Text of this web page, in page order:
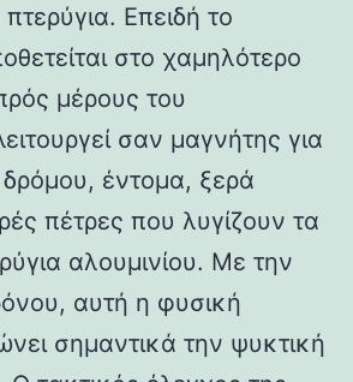
Επειδή το
στο χαμηλότερο
μέρους του
σαν μαγνήτης για
δρόμου, έντομα, ξερά
πέτρες που λυγίζουν τα
αλουμινίου. Με την
αυτή η φυσική
σημαντικά την ψυκτική